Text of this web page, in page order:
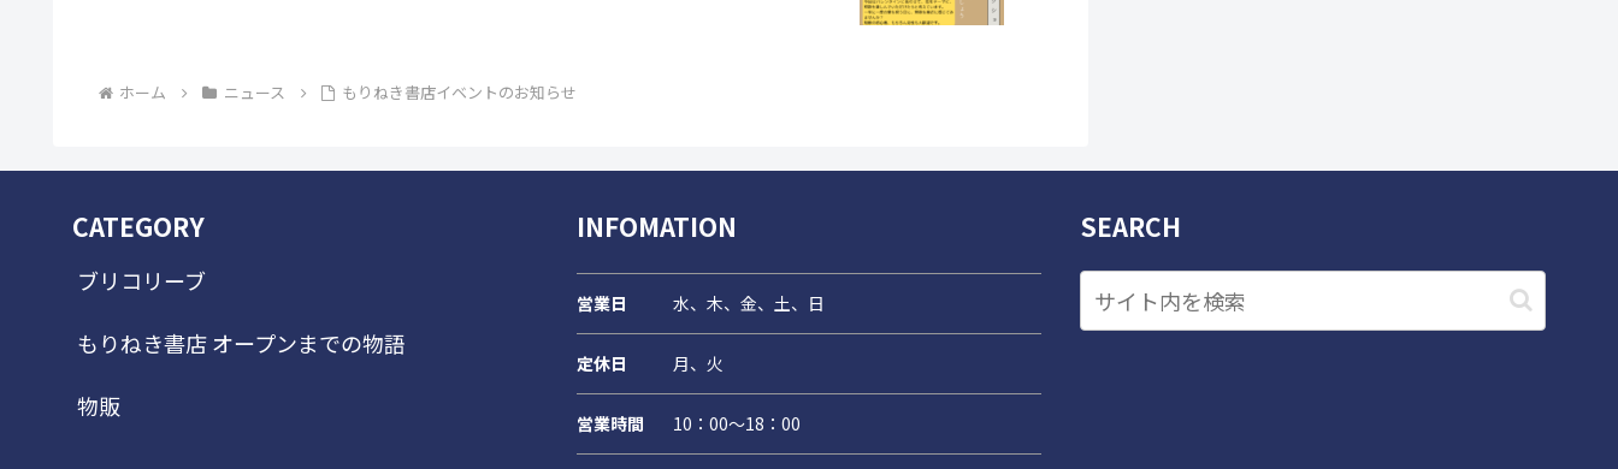
ホーム ニュース もりねき書店イベントのお知らせ
CATEGORY
ブリコリーブ
もりねき書店 オープンまでの物語
物販
INFOMATION
営業日 水、木、金、土、日
定休日 月、火
営業時間 10：00～18：00
SEARCH